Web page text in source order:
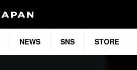
NEWS SNS STORE